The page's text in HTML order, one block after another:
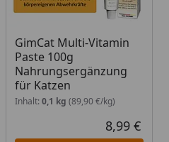
GimCat Multi-Vitamin
Paste 100g
Nahrungsergänzung
für Katzen
Inhalt: 0,1 kg (89,90 €/kg)
8,99 €